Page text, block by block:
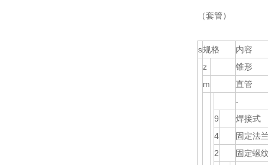
（套管）
s规格
内容
z
锥形
m
直管
-
9
焊接式
4
固定法
2
固定螺